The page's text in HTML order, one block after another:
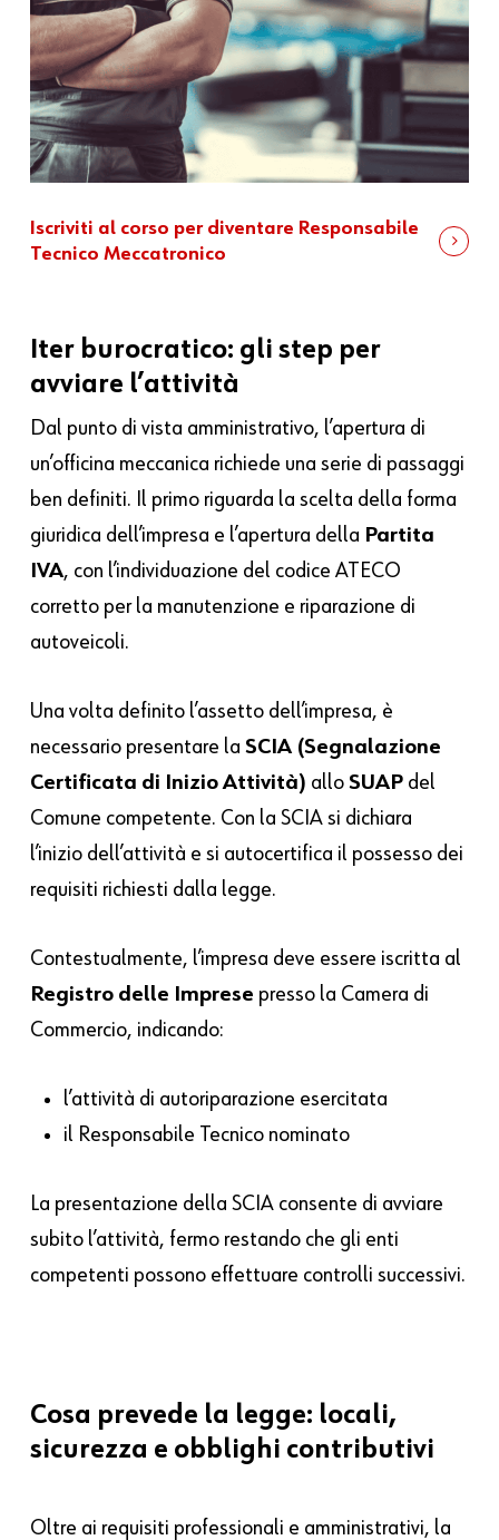
Iscriviti al corso per diventare Responsabile
Tecnico Meccatronico
Iter burocratico: gli step per
avviare l’attività
Dal punto di vista amministrativo, l’apertura di
un’officina meccanica richiede una serie di passaggi
ben definiti. Il primo riguarda la scelta della forma
giuridica dell’impresa e l’apertura della Partita
IVA, con l’individuazione del codice ATECO
corretto per la manutenzione e riparazione di
autoveicoli.
Una volta definito l’assetto dell’impresa, è
necessario presentare laSCIA (Segnalazione
Certificata di Inizio Attività) alloSUAP del
Comune competente. Con la SCIA si dichiara
l’inizio dell’attività e si autocertifica il possesso dei
requisiti richiesti dalla legge.
Contestualmente, l’impresa deve essere iscritta al
Registro delle Imprese presso la Camera di
Commercio, indicando:
l’attività di autoriparazione esercitata
il Responsabile Tecnico nominato
La presentazione della SCIA consente di avviare
subito l’attività, fermo restando che gli enti
competenti possono effettuare controlli successivi.
Cosa prevede la legge: locali,
sicurezza e obblighi contributivi
Oltre ai requisiti professionali e amministrativi, la